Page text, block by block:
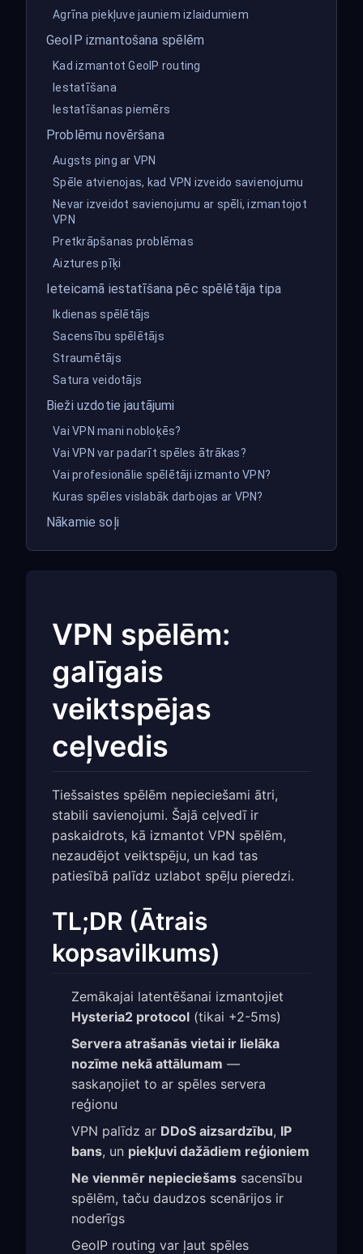
Agrīna piekļuve jauniem izlaidumiem
GeoIP izmantošana spēlēm
Kad izmantot GeoIP routing
Iestatīšana
Iestatīšanas piemērs
Problēmu novēršana
Augsts ping ar VPN
Spēle atvienojas, kad VPN izveido savienojumu
Nevar izveidot savienojumu ar spēli, izmantojot
VPN
Pretkrāpšanas problēmas
Aiztures pīķi
Ieteicamā iestatīšana pēc spēlētāja tipa
Ikdienas spēlētājs
Sacensību spēlētājs
Straumētājs
Satura veidotājs
Bieži uzdotie jautājumi
Vai VPN mani nobloķēs?
Vai VPN var padarīt spēles ātrākas?
Vai profesionālie spēlētāji izmanto VPN?
Kuras spēles vislabāk darbojas ar VPN?
Nākamie soļi
VPN spēlēm:
galīgais
veiktspējas
ceļvedis
Tiešsaistes spēlēm nepieciešami ātri,
stabili savienojumi. Šajā ceļvedī ir
paskaidrots, kā izmantot VPN spēlēm,
nezaudējot veiktspēju, un kad tas
patiesībā palīdz uzlabot spēļu pieredzi.
TL;DR (Ātrais
kopsavilkums)
Zemākajai latentēšanai izmantojiet
Hysteria2 protocol (tikai +2-5ms)
Servera atrašanās vietai ir lielāka
nozīme nekā attālumam —
saskaņojiet to ar spēles servera
reģionu
VPN palīdz ar DDoS aizsardzību, IP
bans, un piekļuvi dažādiem reģioniem
Ne vienmēr nepieciešams sacensību
spēlēm, taču daudzos scenārijos ir
noderīgs
GeoIP routing var ļaut spēles